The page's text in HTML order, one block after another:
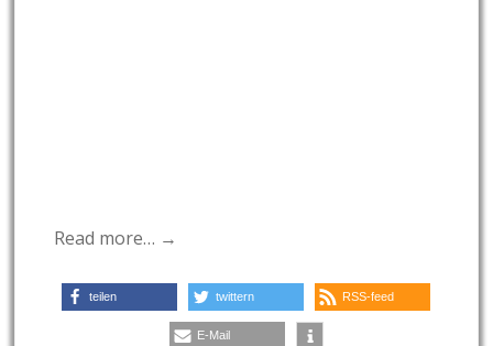
Read more… →
teilen twittern RSS-feed
E-Mail